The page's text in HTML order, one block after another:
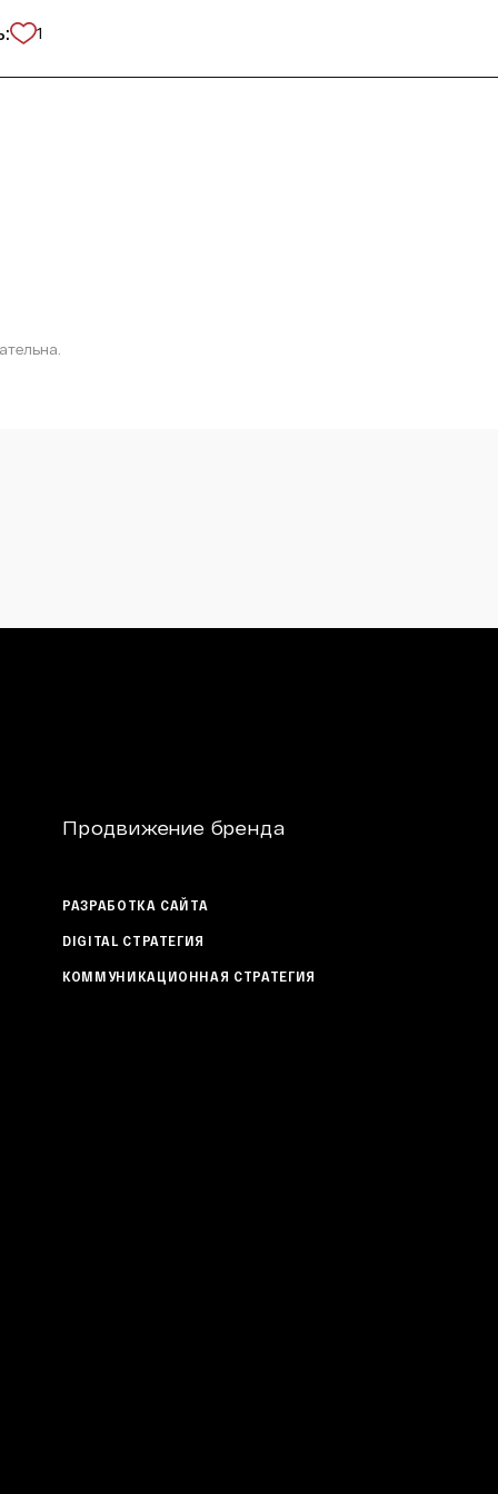
1
Продвижение бренда
РАЗРАБОТКА САЙТА
DIGITAL СТРАТЕГИЯ
КОММУНИКАЦИОННАЯ СТРАТЕГИЯ